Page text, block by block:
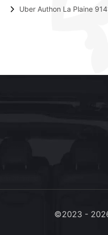
Uber Authon La Plaine
©2023 -